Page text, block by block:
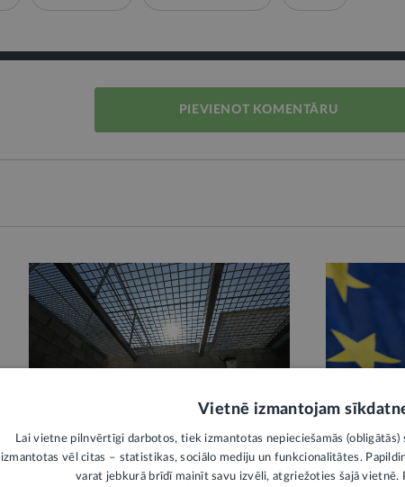
PIEVIENOT KOMENTĀRU
Jaunais Kriminālsodu izpildes likums.
Vietnē izmantojam
Lai vietne pilnvērtīgi darbotos, tiek izmantotas nepieciešamās
izmantotas vēl citas – statistikas, sociālo mediju un funkcionalitātes.
varat jebkurā brīdī mainīt savu izvēli, atgriežoties šajā vietnē.